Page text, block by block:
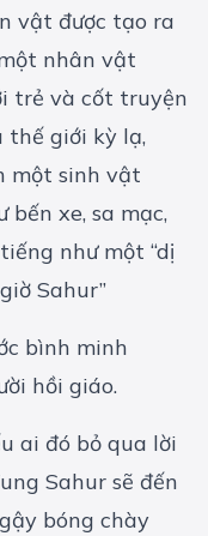
vật được tạo ra
nhân vật
trẻ và cốt truyện
thế giới kỳ lạ,
một sinh vật
xe, sa mạc,
như một “dị
Sahur”
bình minh
hồi giáo.
ai đó bỏ qua lời
Sahur sẽ đến
bóng chày